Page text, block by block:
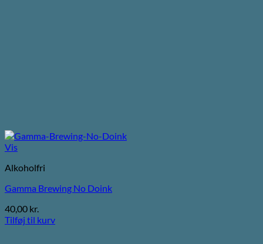
Vis
Alkoholfri
Gamma Brewing No Doink
40,00 kr.
Tilføj til kurv